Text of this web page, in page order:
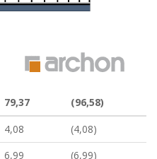
79,37
(96,58)
4,08
(4,08)
6,99
(6,99)